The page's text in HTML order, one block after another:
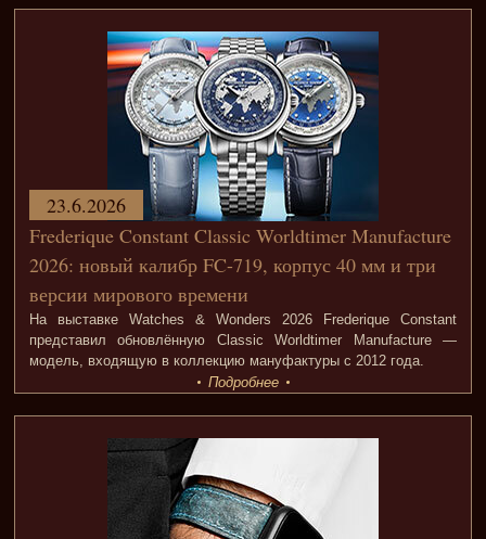
Frederique Constant Classic Worldtimer Manufacture
2026: новый калибр FC-719, корпус 40 мм и три
версии мирового времени
На выставке Watches & Wonders 2026 Frederique Constant
представил обновлённую Classic Worldtimer Manufacture —
модель, входящую в коллекцию мануфактуры с 2012 года.
23.6.2026
Подробнее